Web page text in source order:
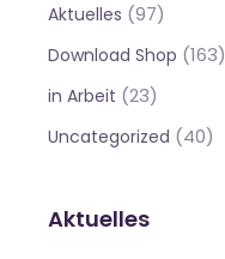
Aktuelles (97)
Download Shop (163)
in Arbeit (23)
Uncategorized (40)
Aktuelles